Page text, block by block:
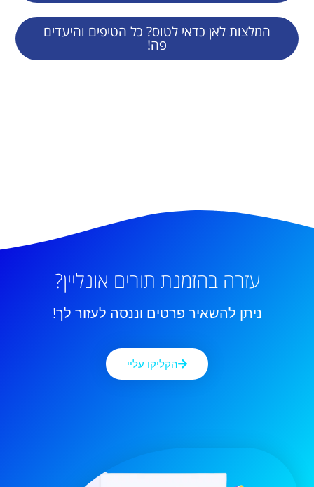
המלצות לאן כדאי לטוס? כל הטיפים והיעדים
פה!
עזרה בהזמנת תורים אונליין?
ניתן להשאיר פרטים וננסה לעזור לך!
הקליקו עליי